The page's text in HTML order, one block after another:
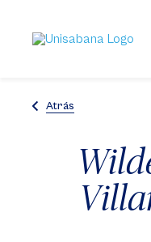
contenido
principal
Atrás